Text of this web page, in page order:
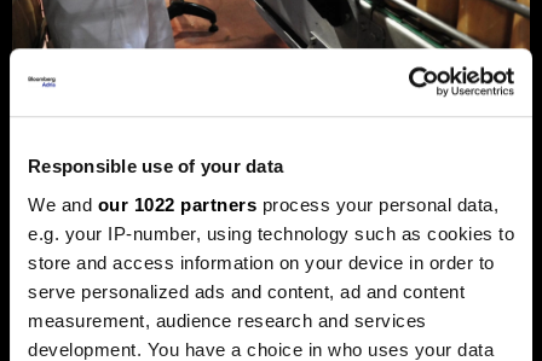
Responsible use of your data
We and our 1022 partners process your personal data,
e.g. your IP-number, using technology such as cookies to
store and access information on your device in order to
serve personalized ads and content, ad and content
measurement, audience research and services
development. You have a choice in who uses your data
Privreda FBiH povećala dobit za 12,3
posto, ali troškovi rada rastu
dvostruko brže
Analiza je predstavljena na zajedničkom sastanku FIA-e i
Udruženja poslodavaca Federacije BiH, gdje je istaknuto da
privatni sektor ostaje ključni nosilac ekonomskog rasta.
Od ukupno 28.634 privredna društva u Federaciji, čak 98,6
posto čine privatne kompanije, koje ostvaruju 90 posto
ukupnih prihoda i 95 posto ukupne dobiti.